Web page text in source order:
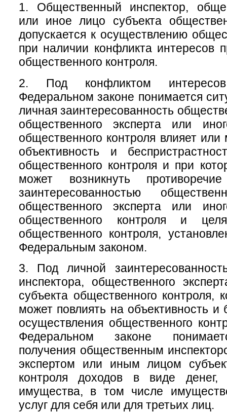
1. Общественный инспектор,
или иное лицо субъекта
допускается к осуществлению
при наличии конфликта интересов
общественного контроля.
2. Под конфликтом
Федеральном законе понимается
личная заинтересованность
общественного эксперта или
общественного контроля влияет
объективность и
общественного контроля и при
может возникнуть
заинтересованностью
общественного эксперта или
общественного контроля и
общественного контроля,
Федеральным законом.
3. Под личной
инспектора, общественного
субъекта общественного контроля,
может повлиять на объективность и
осуществления общественного
Федеральном законе
получения общественным
экспертом или иным лицом
контроля доходов в виде денег,
имущества, в том числе
услуг для себя или для третьих лиц.